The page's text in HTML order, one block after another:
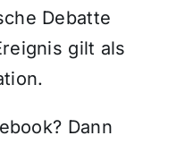
Debatte
gilt als
Dann